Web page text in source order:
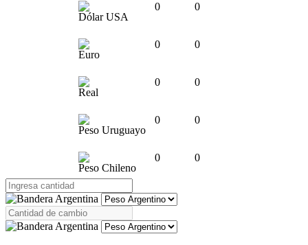
Dólar USA
0 0
Euro
0 0
Real
0 0
Peso Uruguayo
0 0
Peso Chileno
0 0